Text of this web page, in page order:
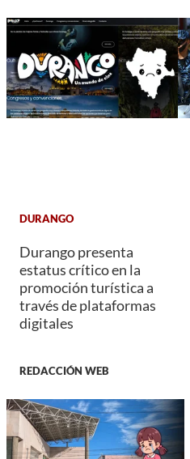
DURANGO
Durango presenta
estatus crítico en la
promoción turística a
través de plataformas
digitales
REDACCIÓN WEB